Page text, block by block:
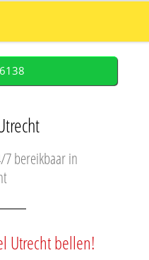
bereikbaar in
Utrecht bellen!